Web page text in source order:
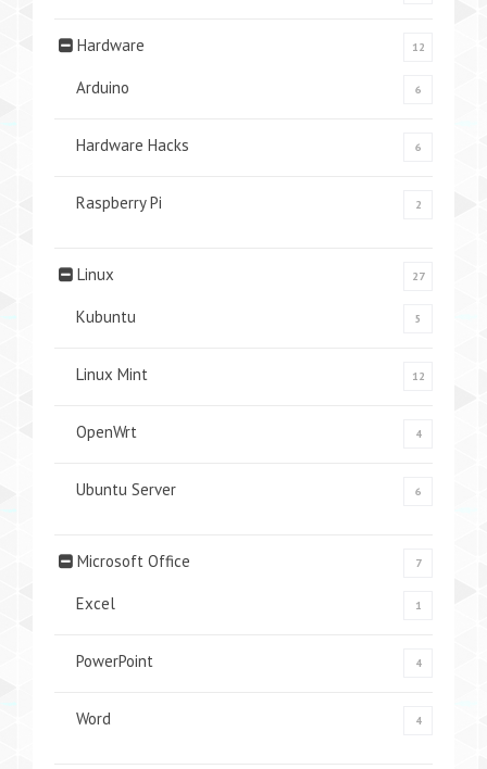
Hardware 12
Arduino 6
Hardware Hacks 6
Raspberry Pi 2
Linux 27
Kubuntu 5
Linux Mint 12
OpenWrt 4
Ubuntu Server 6
Microsoft Office 7
Excel 1
PowerPoint 4
Word 4